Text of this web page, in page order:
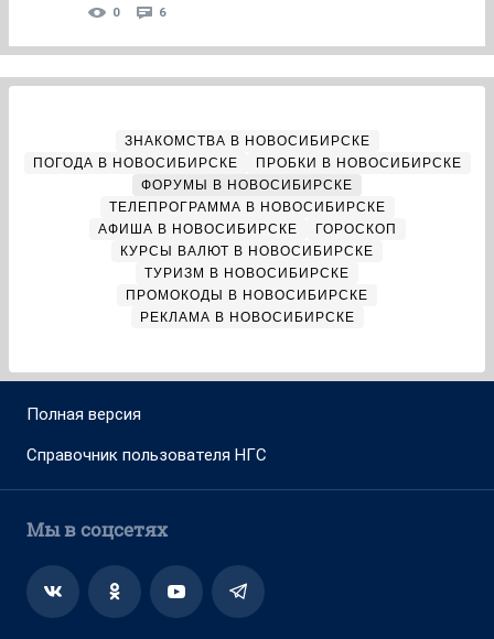
0 6
ЗНАКОМСТВА В НОВОСИБИРСКЕ
ПОГОДА В НОВОСИБИРСКЕ
ПРОБКИ В НОВОСИБИРСКЕ
ФОРУМЫ В НОВОСИБИРСКЕ
ТЕЛЕПРОГРАММА В НОВОСИБИРСКЕ
АФИША В НОВОСИБИРСКЕ
ГОРОСКОП
КУРСЫ ВАЛЮТ В НОВОСИБИРСКЕ
ТУРИЗМ В НОВОСИБИРСКЕ
ПРОМОКОДЫ В НОВОСИБИРСКЕ
РЕКЛАМА В НОВОСИБИРСКЕ
Полная версия
Справочник пользователя НГС
Мы в соцсетях